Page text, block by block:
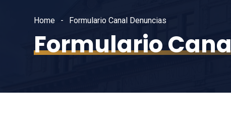
Home Formulario Canal Denuncias
Formulario